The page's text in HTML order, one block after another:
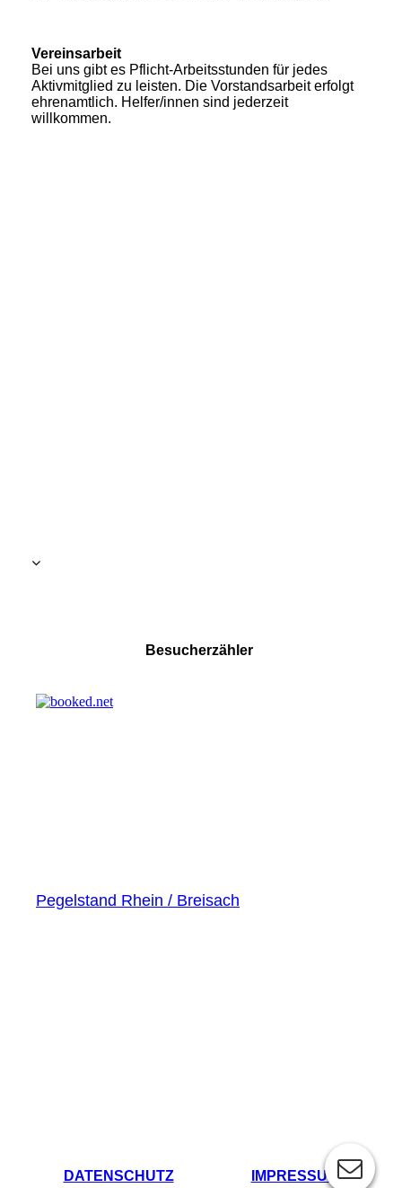
Vereinsarbeit
Bei uns gibt es Pflicht-Arbeitsstunden für jedes
Aktivmitglied zu leisten. Die Vorstandsarbeit erfolgt
ehrenamtlich. Helfer/innen sind jederzeit
willkommen.
Besucherzähler
Pegelstand Rhein / Breisach
DATENSCHUTZ IMPRESSUM